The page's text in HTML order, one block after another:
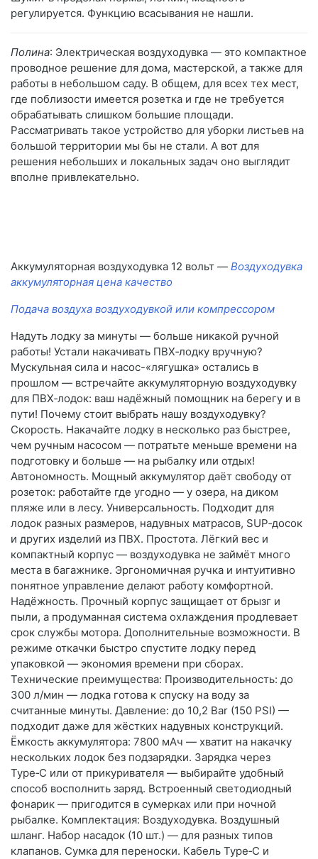
регулируется. Функцию всасывания не нашли.
Полина: Электрическая воздуходувка — это компактное
проводное решение для дома, мастерской, а также для
работы в небольшом саду. В общем, для всех тех мест,
где поблизости имеется розетка и где не требуется
обрабатывать слишком большие площади.
Рассматривать такое устройство для уборки листьев на
большой территории мы бы не стали. А вот для
решения небольших и локальных задач оно выглядит
вполне привлекательно.
Аккумуляторная воздуходувка 12 вольт — Воздуходувка
аккумуляторная цена качество
Подача воздуха воздуходувкой или компрессором
Надуть лодку за минуты — больше никакой ручной
работы! Устали накачивать ПВХ‑лодку вручную?
Мускульная сила и насос-«лягушка» остались в
прошлом — встречайте аккумуляторную воздуходувку
для ПВХ‑лодок: ваш надёжный помощник на берегу и в
пути! Почему стоит выбрать нашу воздуходувку?
Скорость. Накачайте лодку в несколько раз быстрее,
чем ручным насосом — потратьте меньше времени на
подготовку и больше — на рыбалку или отдых!
Автономность. Мощный аккумулятор даёт свободу от
розеток: работайте где угодно — у озера, на диком
пляже или в лесу. Универсальность. Подходит для
лодок разных размеров, надувных матрасов, SUP‑досок
и других изделий из ПВХ. Простота. Лёгкий вес и
компактный корпус — воздуходувка не займёт много
места в багажнике. Эргономичная ручка и интуитивно
понятное управление делают работу комфортной.
Надёжность. Прочный корпус защищает от брызг и
пыли, а продуманная система охлаждения продлевает
срок службы мотора. Дополнительные возможности. В
режиме откачки быстро спустите лодку перед
упаковкой — экономия времени при сборах.
Технические преимущества: Производительность: до
300 л/мин — лодка готова к спуску на воду за
считанные минуты. Давление: до 10,2 Bar (150 PSI) —
подходит даже для жёстких надувных конструкций.
Ёмкость аккумулятора: 7800 мАч — хватит на накачку
нескольких лодок без подзарядки. Зарядка через
Type‑C или от прикуривателя — выбирайте удобный
способ восполнить заряд. Встроенный светодиодный
фонарик — пригодится в сумерках или при ночной
рыбалке. Комплектация: Воздуходувка. Воздушный
шланг. Набор насадок (10 шт.) — для разных типов
клапанов. Сумка для переноски. Кабель Type‑C и